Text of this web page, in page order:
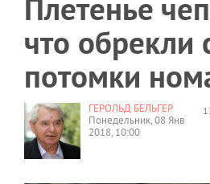
Плетенье
что обрекли
потомки
ГЕРОЛЬД БЕЛЬГЕР
Понедельник, 08 Янв
2018, 10:00